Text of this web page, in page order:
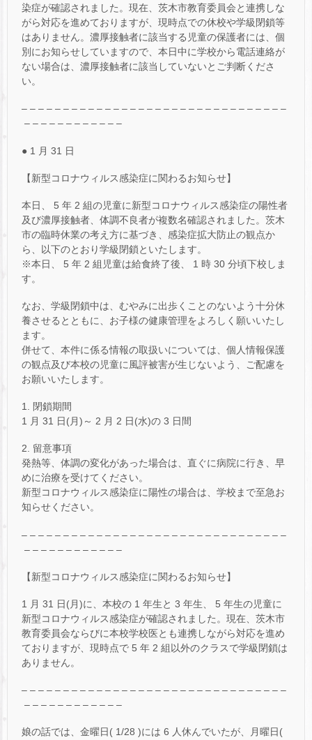
染症が確認されました。現在、茨木市教育委員会と連携しな
がら対応を進めておりますが、現時点での休校や学級閉鎖等
はありません。濃厚接触者に該当する児童の保護者には、個
別にお知らせしていますので、本日中に学校から電話連絡が
ない場合は、濃厚接触者に該当していないとご判断くださ
い。
– – – – – – – – – – – – – – – – – – – – – – – – – – – – – – – –
– – – – – – – – – – – –
● 1 月 31 日
【新型コロナウィルス感染症に関わるお知らせ】
本日、 5 年 2 組の児童に新型コロナウィルス感染症の陽性者
及び濃厚接触者、体調不良者が複数名確認されました。茨木
市の臨時休業の考え方に基づき、感染症拡大防止の観点か
ら、以下のとおり学級閉鎖といたします。
※本日、 5 年 2 組児童は給食終了後、 1 時 30 分頃下校しま
す。
なお、学級閉鎖中は、むやみに出歩くことのないよう十分休
養させるとともに、お子様の健康管理をよろしく願いいたし
ます。
併せて、本件に係る情報の取扱いについては、個人情報保護
の観点及び本校の児童に風評被害が生じないよう、ご配慮を
お願いいたします。
1. 閉鎖期間
1 月 31 日(月)～ 2 月 2 日(水)の 3 日間
2. 留意事項
発熱等、体調の変化があった場合は、直ぐに病院に行き、早
めに治療を受けてください。
新型コロナウィルス感染症に陽性の場合は、学校まで至急お
知らせください。
– – – – – – – – – – – – – – – – – – – – – – – – – – – – – – – –
– – – – – – – – – – – –
【新型コロナウィルス感染症に関わるお知らせ】
1 月 31 日(月)に、本校の 1 年生と 3 年生、 5 年生の児童に
新型コロナウィルス感染症が確認されました。現在、茨木市
教育委員会ならびに本校学校医とも連携しながら対応を進め
ておりますが、現時点で 5 年 2 組以外のクラスで学級閉鎖は
ありません。
– – – – – – – – – – – – – – – – – – – – – – – – – – – – – – – –
– – – – – – – – – – – –
娘の話では、金曜日( 1/28 )には 6 人休んでいたが、月曜日(